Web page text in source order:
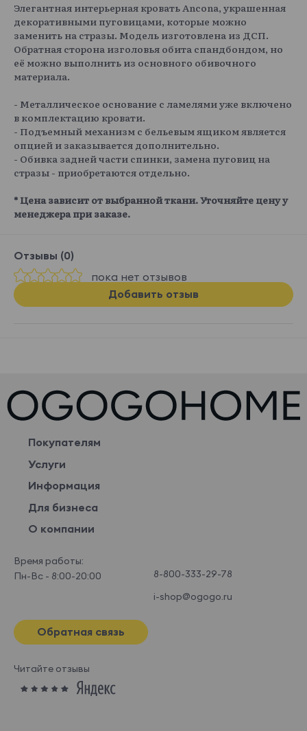
Элегантная интерьерная кровать Ancona, украшенная
декоративными пуговицами, которые можно
заменить на стразы. Модель изготовлена из ДСП.
Обратная сторона изголовья обита спандбондом, но
её можно выполнить из основного обивочного
материала.
- Металлическое основание с ламелями уже включено
в комплектацию кровати.
- Подъемный механизм с бельевым ящиком является
опцией и заказывается дополнительно.
- Обивка задней части спинки, замена пуговиц на
стразы - приобретаются отдельно.
* Цена зависит от выбранной ткани. Уточняйте цену у
менеджера при заказе.
Отзывы (0)
пока нет отзывов
Добавить отзыв
Покупателям
Услуги
Информация
Для бизнеса
О компании
Время работы:
Пн-Вс - 8:00-20:00
8-800-333-29-78
i-shop@ogogo.ru
Обратная связь
Читайте отзывы